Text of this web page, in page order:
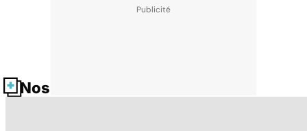
Nos fiches santé